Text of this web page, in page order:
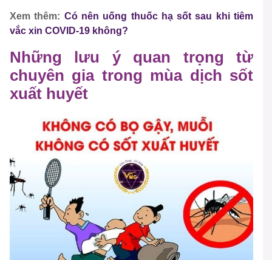
Xem thêm: Có nên uống thuốc hạ sốt sau khi tiêm
vắc xin COVID-19 không?
Những lưu ý quan trọng từ
chuyên gia trong mùa dịch sốt
xuất huyết